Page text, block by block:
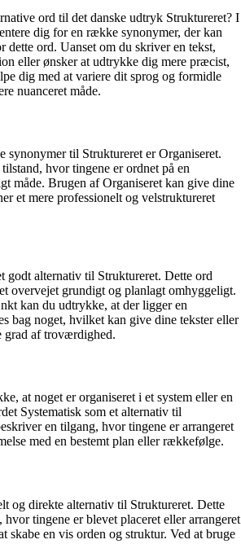
ord til det danske udtryk Struktureret? I
dig for en række synonymer, der kan
dette ord. Uanset om du skriver en tekst,
eller ønsker at udtrykke dig mere præcist,
dig med at variere dit sprog og formidle
nuanceret måde.
synonymer til Struktureret er Organiseret.
hvor tingene er ordnet på en
måde. Brugen af Organiseret kan give dine
et mere professionelt og velstruktureret
godt alternativ til Struktureret. Dette ord
overvejet grundigt og planlagt omhyggeligt.
kan du udtrykke, at der ligger en
bag noget, hvilket kan give dine tekster eller
grad af troværdighed.
at noget er organiseret i et system eller en
Systematisk som et alternativ til
en tilgang, hvor tingene er arrangeret
med en bestemt plan eller rækkefølge.
og direkte alternativ til Struktureret. Dette
tingene er blevet placeret eller arrangeret
skabe en vis orden og struktur. Ved at bruge